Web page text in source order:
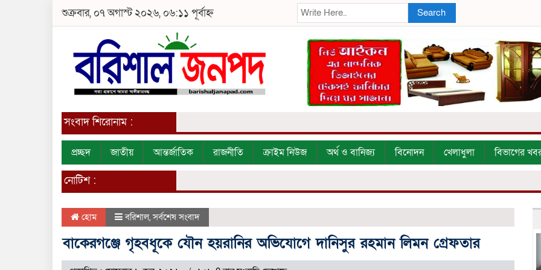
শুক্রবার, ০৭ অগাস্ট ২০২৬, ০৬:১১ পূর্বাহ্ন Search
সংবাদ শিরোনাম :
প্রচ্ছদ জাতীয় আন্তর্জাতিক রাজনীতি ক্রাইম নিউজ অর্থ ও বানিজ্য বিনোদন খেলাধুলা বিভাগের
নোটিশ :
হোম বরিশাল,সর্বশেষ সংবাদ
বাকেরগঞ্জে গৃহবধূকে যৌন হয়রানির অভিযোগে দানিসুর রহমান লিমন গ্রেফতার